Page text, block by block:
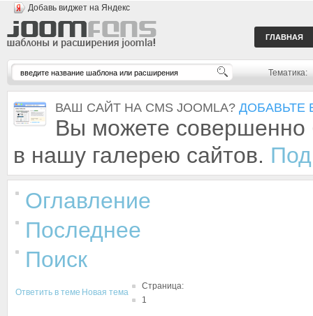
Добавь виджет на Яндекс
ГЛАВНАЯ
Тематика:
ВАШ САЙТ НА CMS JOOMLA? ДОБАВЬТЕ
Вы можете совершенно
в нашу галерею сайтов.
Оглавление
Последнее
Поиск
Ответить в теме Новая тема
Страница:
1